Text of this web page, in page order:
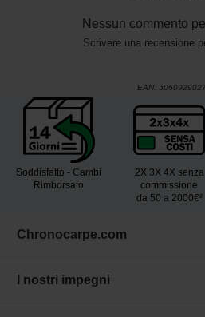
Nessun commento
Scrivere una recensione
EAN:
Soddisfatto - Cambi
Rimborsato
2X 3X 4X senza
commissione
da 50 a 2000€²
Chronocarpe.com
I nostri impegni